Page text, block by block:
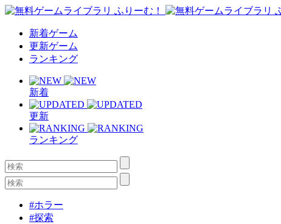
新着ゲーム
更新ゲーム
ランキング
新着
更新
ランキング
#ホラー
#探索